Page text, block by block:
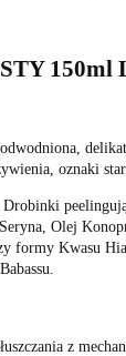
150ml
oznaki
Olej
formy Kwasu
z